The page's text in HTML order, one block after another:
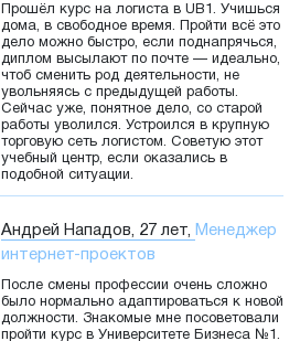
Прошёл курс на логиста в UB1. Учишься
дома, в свободное время. Пройти всё это
дело можно быстро, если поднапрячься,
диплом высылают по почте — идеально,
чтоб сменить род деятельности, не
увольняясь с предыдущей работы.
Сейчас уже, понятное дело, со старой
работы уволился. Устроился в крупную
торговую сеть логистом. Советую этот
учебный центр, если оказались в
подобной ситуации.
Андрей Нападов, 27 лет, Менеджер
интернет-проектов
После смены профессии очень сложно
было нормально адаптироваться к новой
должности. Знакомые мне посоветовали
пройти курс в Университете Бизнеса №1.